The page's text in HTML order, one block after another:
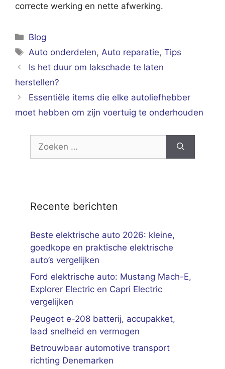
correcte werking en nette afwerking.
Categorieën
Blog
Tags
Auto onderdelen, Auto reparatie,Tips
Is het duur om lakschade te laten
herstellen?
Essentiële items die elke autoliefhebber
moet hebben om zijn voertuig te onderhouden
naar:
Recente berichten
Beste elektrische auto 2026: kleine,
goedkope en praktische elektrische
auto’s vergelijken
Ford elektrische auto: Mustang Mach-E,
Explorer Electric en Capri Electric
vergelijken
Peugeot e-208 batterij, accupakket,
laad snelheid en vermogen
Betrouwbaar automotive transport
richting Denemarken